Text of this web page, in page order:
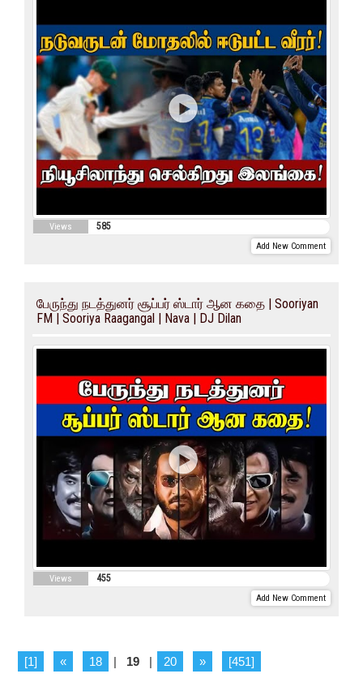
Views 585
Add New Comment
பேருந்து நடத்துனர் சூப்பர் ஸ்டார் ஆன கதை | Sooriyan
FM | Sooriya Raagangal | Nava | DJ Dilan
Views 455
Add New Comment
[1] « 18 | 19 | 20 » [451]